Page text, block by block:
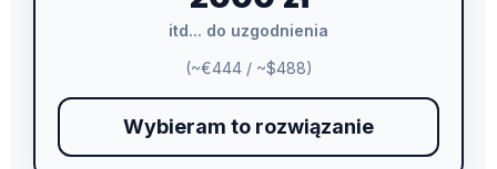
itd... do uzgodnienia
(~€444 / ~$488)
Wybieram to rozwiązanie